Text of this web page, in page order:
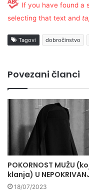
If you have found a
selecting that text and
Tagovi dobročinstvo
Povezani članci
POKORNOST MUŽU
klanja) U
18/07/2023